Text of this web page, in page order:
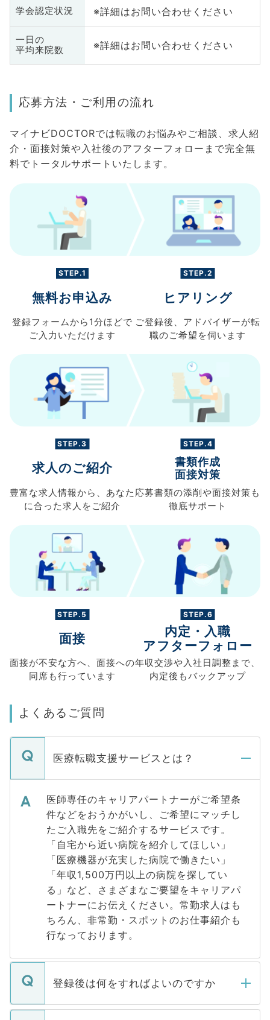
学会認定状況 ※詳細はお問い合わせください
一日の
平均来院数
※詳細はお問い合わせください
応募方法・ご利用の流れ
マイナビDOCTORでは転職のお悩みやご相談、求人紹
介・面接対策や入社後のアフターフォローまで完全無
料でトータルサポートいたします。
STEP.1
無料お申込み
登録フォームから 1分ほどで
ご入力 いただけます
STEP.2
ヒアリング
ご登録後、 アドバイザーが転
職のご希望を伺います
STEP.3
求人のご紹介
豊富な求人情報から、 あなた
に合った求人を ご紹介
STEP.4
書類作成
面接対策
応募書類の添削や面接対策も
徹底サポート
STEP.5
面接
面接が不安な方へ、 面接への
同席も行っています
STEP.6
内定・入職
アフターフォロー
年収交渉や入社日調整まで、
内定後もバックアップ
よくあるご質問
医療転職支援サービスとは？
医師専任のキャリアパートナーがご希望条
件などをおうかがいし、ご希望にマッチし
たご入職先をご紹介するサービスです。
「自宅から近い病院を紹介してほしい」
「医療機器が充実した病院で働きたい」
「年収1,500万円以上の病院を探してい
る」など、さまざまなご要望をキャリアパ
ートナーにお伝えください。常勤求人はも
ちろん、非常勤・スポットのお仕事紹介も
行なっております。
登録後は何をすればよいのですか
ご登録いただきましたら、弊社担当者がご